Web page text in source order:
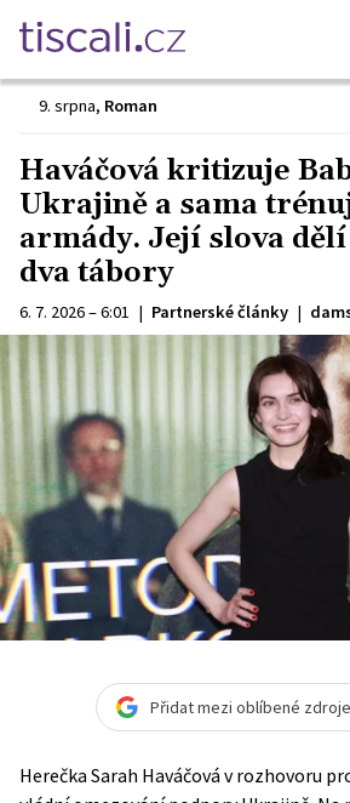
9. srpna, Roman
Haváčová kritizuje
Ukrajině a sama
armády. Její slova dělí
dva tábory
6. 7. 2026 – 6:01 | Partnerské články |
Přidat mezi oblíbené
Herečka Sarah Haváčová v rozhovoru